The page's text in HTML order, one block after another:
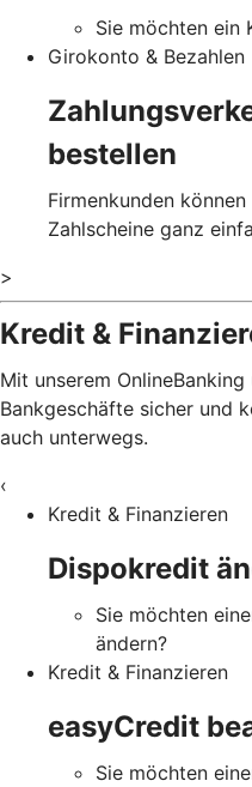
Sie möchten ein
Girokonto & Bezahlen
bestellen
Firmenkunden
Zahlscheine ganz
>
Kredit &
Mit unserem
Bankgeschäfte sicher und
auch unterwegs.
‹
Kredit & Finanzieren
Dispokredit
Sie möchten
ändern?
Kredit & Finanzieren
easyCredit
Sie möchten